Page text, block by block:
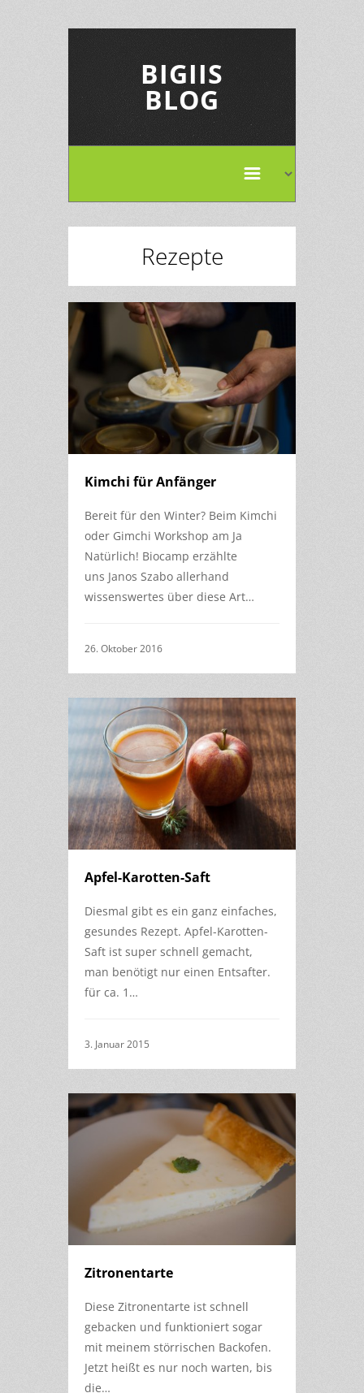
BIGIIS
BLOG
Rezepte
Kimchi für Anfänger
Bereit für den Winter? Beim Kimchi
oder Gimchi Workshop am Ja
Natürlich! Biocamp erzählte
uns Janos Szabo allerhand
wissenswertes über diese Art…
26. Oktober 2016
Apfel-Karotten-Saft
Diesmal gibt es ein ganz einfaches,
gesundes Rezept. Apfel-Karotten-
Saft ist super schnell gemacht,
man benötigt nur einen Entsafter.
für ca. 1…
3. Januar 2015
Zitronentarte
Diese Zitronentarte ist schnell
gebacken und funktioniert sogar
mit meinem störrischen Backofen.
Jetzt heißt es nur noch warten, bis
die…